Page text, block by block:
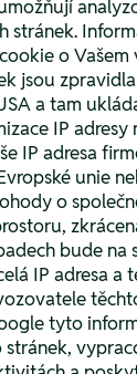
stránek.
o
jsou
a tam
IP
IP adresa
unie
o
bude na
IP adresa a
tyto